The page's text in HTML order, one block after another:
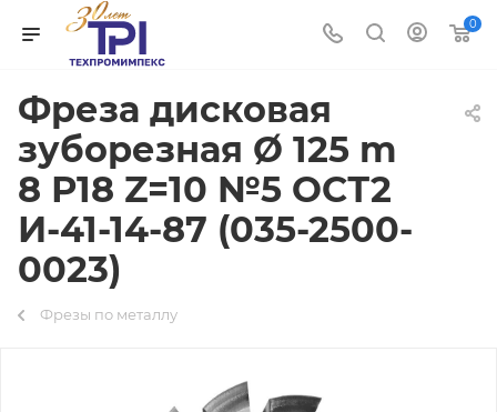
0
Фреза дисковая
зуборезная Ø 125 m
8 Р18 Z=10 №5 ОСТ2
И-41-14-87 (035-2500-
0023)
Фрезы по металлу